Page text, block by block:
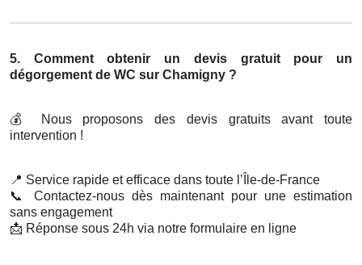
5. Comment obtenir un devis gratuit pour un
dégorgement de WC sur Chamigny ?
💰
Nous proposons des devis gratuits avant toute
intervention !
📍 Service rapide et efficace dans toute l’Île-de-France
📞
Contactez-nous dès maintenant pour une estimation
sans engagement
📩 Réponse sous 24h via notre formulaire en ligne